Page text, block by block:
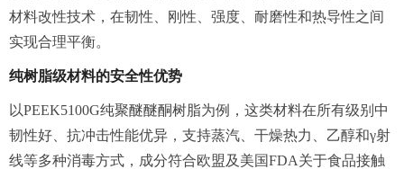
材料改性技术，在韧性、刚性、强度、耐磨性和热导性之间
实现合理平衡。
纯树脂级材料的安全性优势
以PEEK5100G纯聚醚醚酮树脂为例，这类材料在所有级别中
韧性好、抗冲击性能优异，支持蒸汽、干燥热力、 乙醇和γ射
线等多种消毒方式，成分符合欧盟及美国FDA关于食品接触